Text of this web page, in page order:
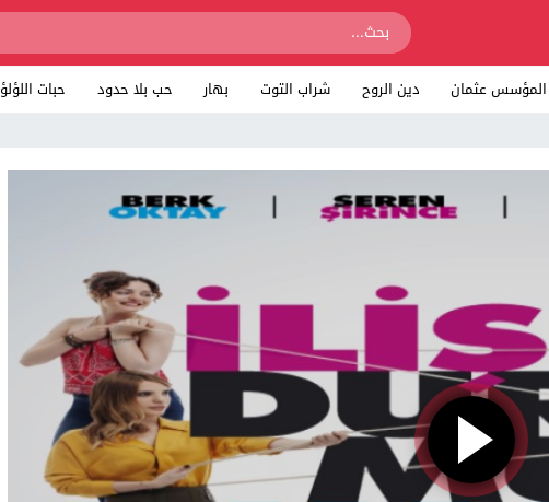
المؤسس عثمان دين الروح شراب التوت بهار حب بلا حدود حبات اللؤلؤ